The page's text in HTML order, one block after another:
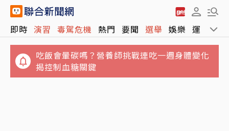
即時 演習 毒駕危機 熱門 要聞 選舉 娛樂 運動 全
吃飯會暈碳嗎？營養師挑戰連吃一週身體變化
揭控制血糖關鍵